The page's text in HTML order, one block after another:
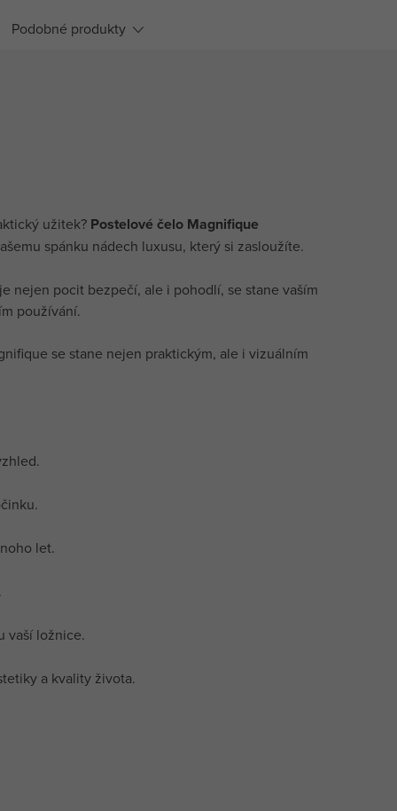
Podobné produkty
užitek? Postelové čelo Magnifique
spánku nádech luxusu, který si zasloužíte.
nejen pocit bezpečí, ale i pohodlí, se stane vaším
používání.
se stane nejen praktickým, ale i vizuálním
let.
vaší ložnice.
a kvality života.